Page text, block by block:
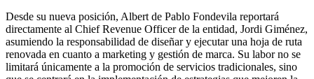
Desde su nueva posición, Albert de Pablo Fondevila reportará
directamente al Chief Revenue Officer de la entidad, Jordi Giménez,
asumiendo la responsabilidad de diseñar y ejecutar una hoja de ruta
renovada en cuanto a marketing y gestión de marca. Su labor no se
limitará únicamente a la promoción de servicios tradicionales, sino